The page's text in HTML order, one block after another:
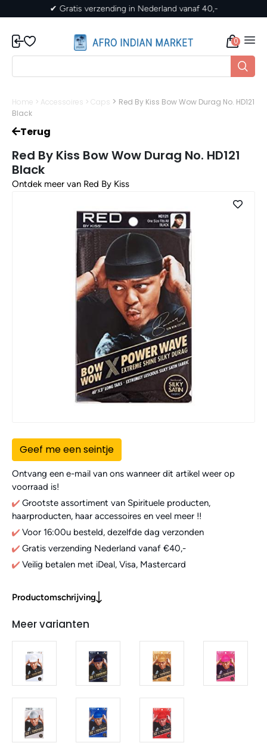
✔ Gratis verzending in Nederland vanaf 40,-
0
Home > Accessoires > Caps > Red By Kiss Bow Wow Durag No. HD121
Black
Terug
Red By Kiss Bow Wow Durag No. HD121
Black
Ontdek meer van Red By Kiss
Geef me een seintje
Ontvang een e-mail van ons wanneer dit artikel weer op
voorraad is!
Grootste assortiment van Spirituele producten,
haarproducten, haar accessoires en veel meer !!
Voor 16:00u besteld, dezelfde dag verzonden
Gratis verzending Nederland vanaf €40,-
Veilig betalen met iDeal, Visa, Mastercard
Productomschrijving
Meer varianten